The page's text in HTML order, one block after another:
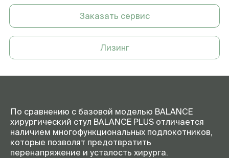
Заказать сервис
Лизинг
По сравнению с базовой моделью BALANCE
хирургический стул BALANCE PLUS отличается
наличием многофункциональных подлокотников,
которые позволят предотвратить
перенапряжение и усталость хирурга.